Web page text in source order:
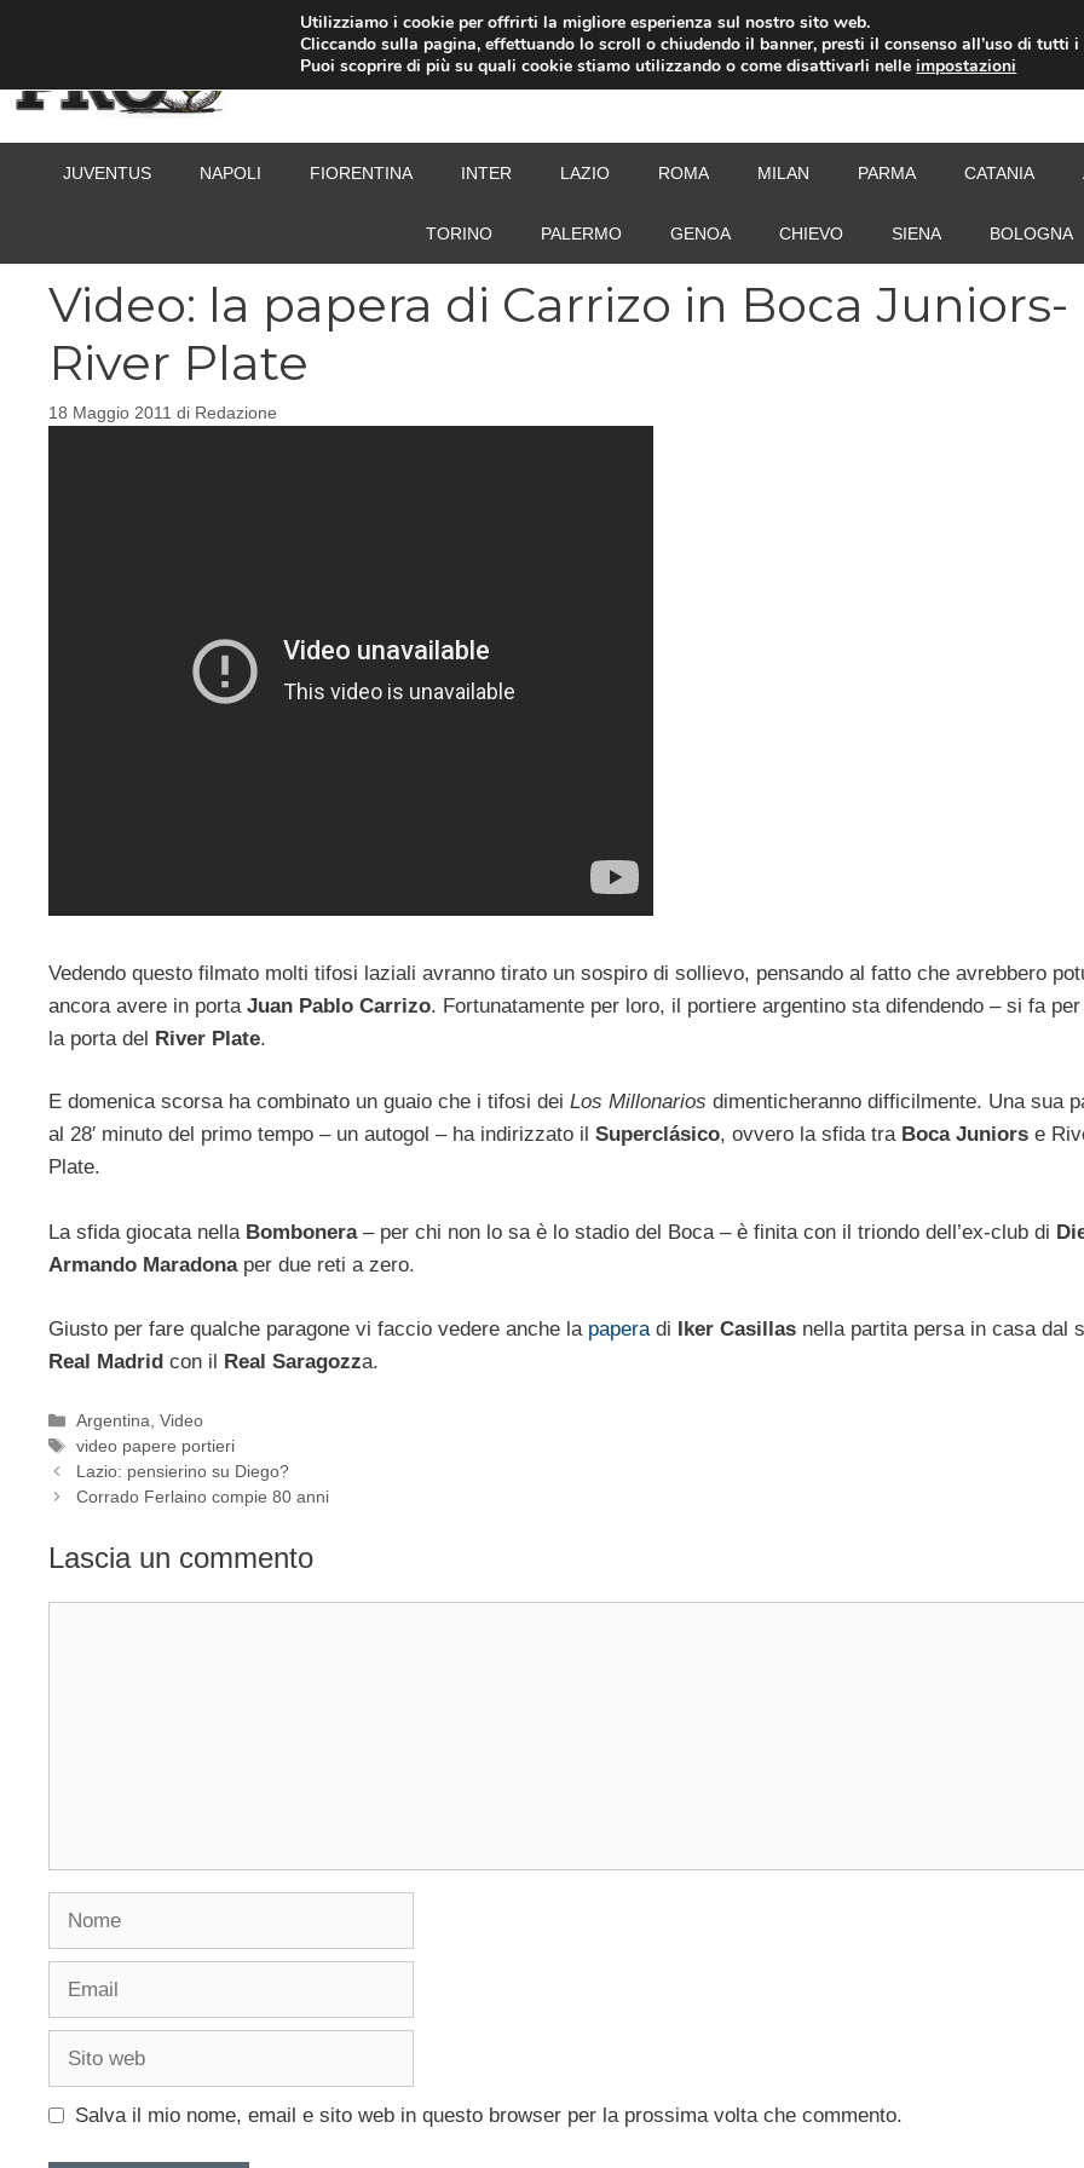
JUVENTUS NAPOLI FIORENTINA INTER LAZIO ROMA MILAN PARMA CATANIA
TORINO PALERMO GENOA CHIEVO SIENA BOLOGNA
Video: la papera di Carrizo in Boca Juniors-
River Plate
18 Maggio 2011 di Redazione
Vedendo questo filmato molti tifosi laziali avranno tirato un sospiro di sollievo, pensando al fatto che avrebbero
ancora avere in porta Juan Pablo Carrizo. Fortunatamente per loro, il portiere argentino sta difendendo – si fa
la porta del River Plate.
E domenica scorsa ha combinato un guaio che i tifosi dei Los Millonarios dimenticheranno difficilmente. Una sua
al 28′ minuto del primo tempo – un autogol – ha indirizzato il Superclásico, ovvero la sfida tra Boca Juniors e
Plate.
La sfida giocata nella Bombonera– per chi non lo sa è lo stadio del Boca – è finita con il triondo dell’ex-club di
Armando Maradonaper due reti a zero.
Giusto per fare qualche paragone vi faccio vedere anche la papera di Iker Casillas nella partita persa in casa dal
Real Madrid con il Real Saragozza.
Categorie
Argentina,Video
Tag
video papere portieri
Lazio: pensierino su Diego?
Corrado Ferlaino compie 80 anni
Lascia un commento
Salva il mio nome, email e sito web in questo browser per la prossima volta che commento.
Utilizziamo i cookie per offrirti la migliore esperienza sul nostro sito web.
Cliccando sulla pagina, effettuando lo scroll o chiudendo il banner, presti il consenso all’uso di tutti i
Puoi scoprire di più su quali cookie stiamo utilizzando o come disattivarli nelleimpostazioni